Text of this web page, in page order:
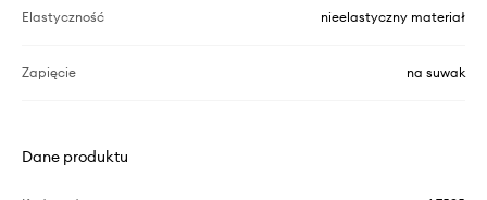
Elastyczność nieelastyczny materiał
Zapięcie na suwak
Dane produktu